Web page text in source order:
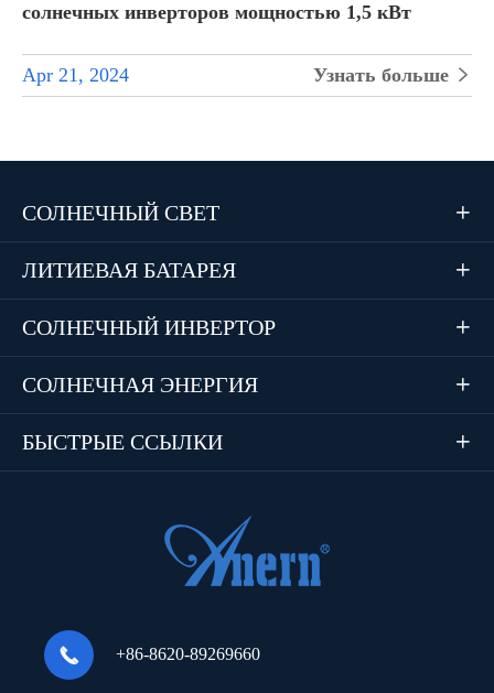
солнечных инверторов мощностью 1,5 кВт
Apr 21, 2024 Узнать больше 
СОЛНЕЧНЫЙ СВЕТ 
ЛИТИЕВАЯ БАТАРЕЯ 
СОЛНЕЧНЫЙ ИНВЕРТОР 
СОЛНЕЧНАЯ ЭНЕРГИЯ 
БЫСТРЫЕ ССЫЛКИ 
 +86-8620-89269660